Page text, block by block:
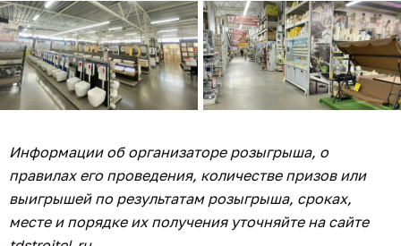
Информации об организаторе розыгрыша, о
правилах его проведения, количестве призов или
выигрышей по результатам розыгрыша, сроках,
месте и порядке их получения уточняйте на сайте